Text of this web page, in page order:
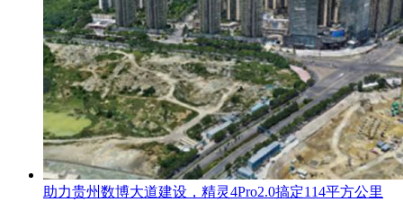
助力贵州数博大道建设，精灵4Pro2.0搞定114平方公里